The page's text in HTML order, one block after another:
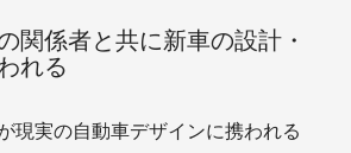
関係者と共に新車の設計・
れる
現実の自動車デザインに携われる